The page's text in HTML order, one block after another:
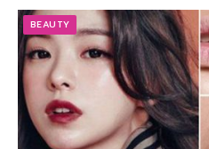
BEAUTY